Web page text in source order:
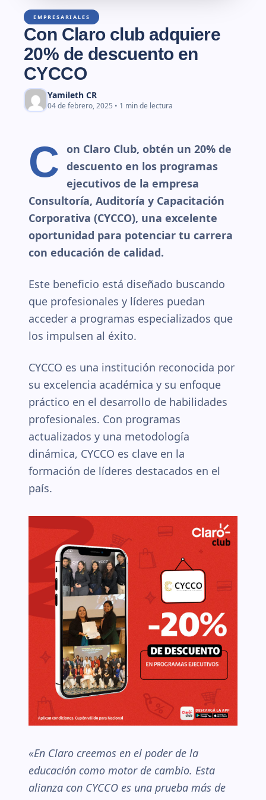
EMPRESARIALES
Con Claro club adquiere
20% de descuento en
CYCCO
Yamileth CR
04 de febrero, 2025 • 1 min de lectura
C on Claro Club, obtén un 20% de
descuento en los programas
ejecutivos de la empresa
Consultoría, Auditoría y Capacitación
Corporativa (CYCCO), una excelente
oportunidad para potenciar tu carrera
con educación de calidad.
Este beneficio está diseñado buscando
que profesionales y líderes puedan
acceder a programas especializados que
los impulsen al éxito.
CYCCO es una institución reconocida por
su excelencia académica y su enfoque
práctico en el desarrollo de habilidades
profesionales. Con programas
actualizados y una metodología
dinámica, CYCCO es clave en la
formación de líderes destacados en el
país.
«En Claro creemos en el poder de la
educación como motor de cambio. Esta
alianza con CYCCO es una prueba más de